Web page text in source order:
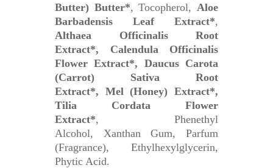
Butter) Butter*, Tocopherol, Aloe
Barbadensis Leaf Extract*,
Althaea Officinalis Root
Extract*, Calendula Officinalis
Flower Extract*, Daucus Carota
(Carrot) Sativa Root
Extract*, Mel (Honey) Extract*,
Tilia Cordata Flower
Extract*, Phenethyl
Alcohol, Xanthan Gum, Parfum
(Fragrance), Ethylhexylglycerin,
Phytic Acid.